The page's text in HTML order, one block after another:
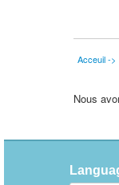
Acceuil ->
Nous